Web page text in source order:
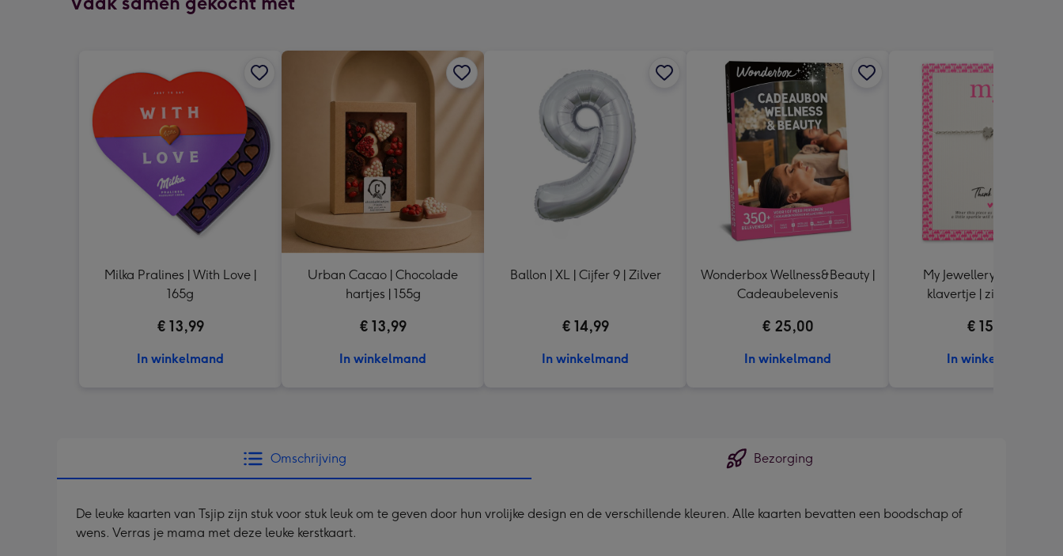
Milka Pralines | With Love |
165g
€ 13,99
In winkelmand
Urban Cacao | Chocolade
hartjes | 155g
€ 13,99
In winkelmand
Ballon | XL | Cijfer 9 | Zilver
€ 14,99
In winkelmand
Wonderbox Wellness&Beauty |
Cadeaubelevenis
€ 25,00
In winkelmand
My Jewellery | armband
klavertje | zilverkleurig
€ 15,99
In winkelmand
Omschrijving Bezorging
De leuke kaarten van Tsjip zijn stuk voor stuk leuk om te geven door hun vrolijke design en de verschillende kleuren. Alle kaarten bevatten een boodschap of
wens. Verras je mama met deze leuke kerstkaart.